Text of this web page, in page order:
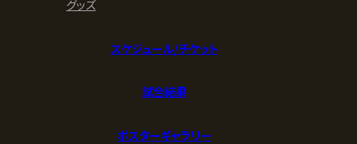
グッズ
スケジュール/チケット
試合結果
ポスターギャラリー